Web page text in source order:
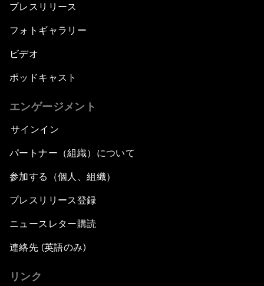
プレスリリース
フォトギャラリー
ビデオ
ポッドキャスト
エンゲージメント
サインイン
パートナー（組織）について
参加する（個人、組織）
プレスリリース登録
ニュースレター購読
連絡先 (英語のみ)
リンク